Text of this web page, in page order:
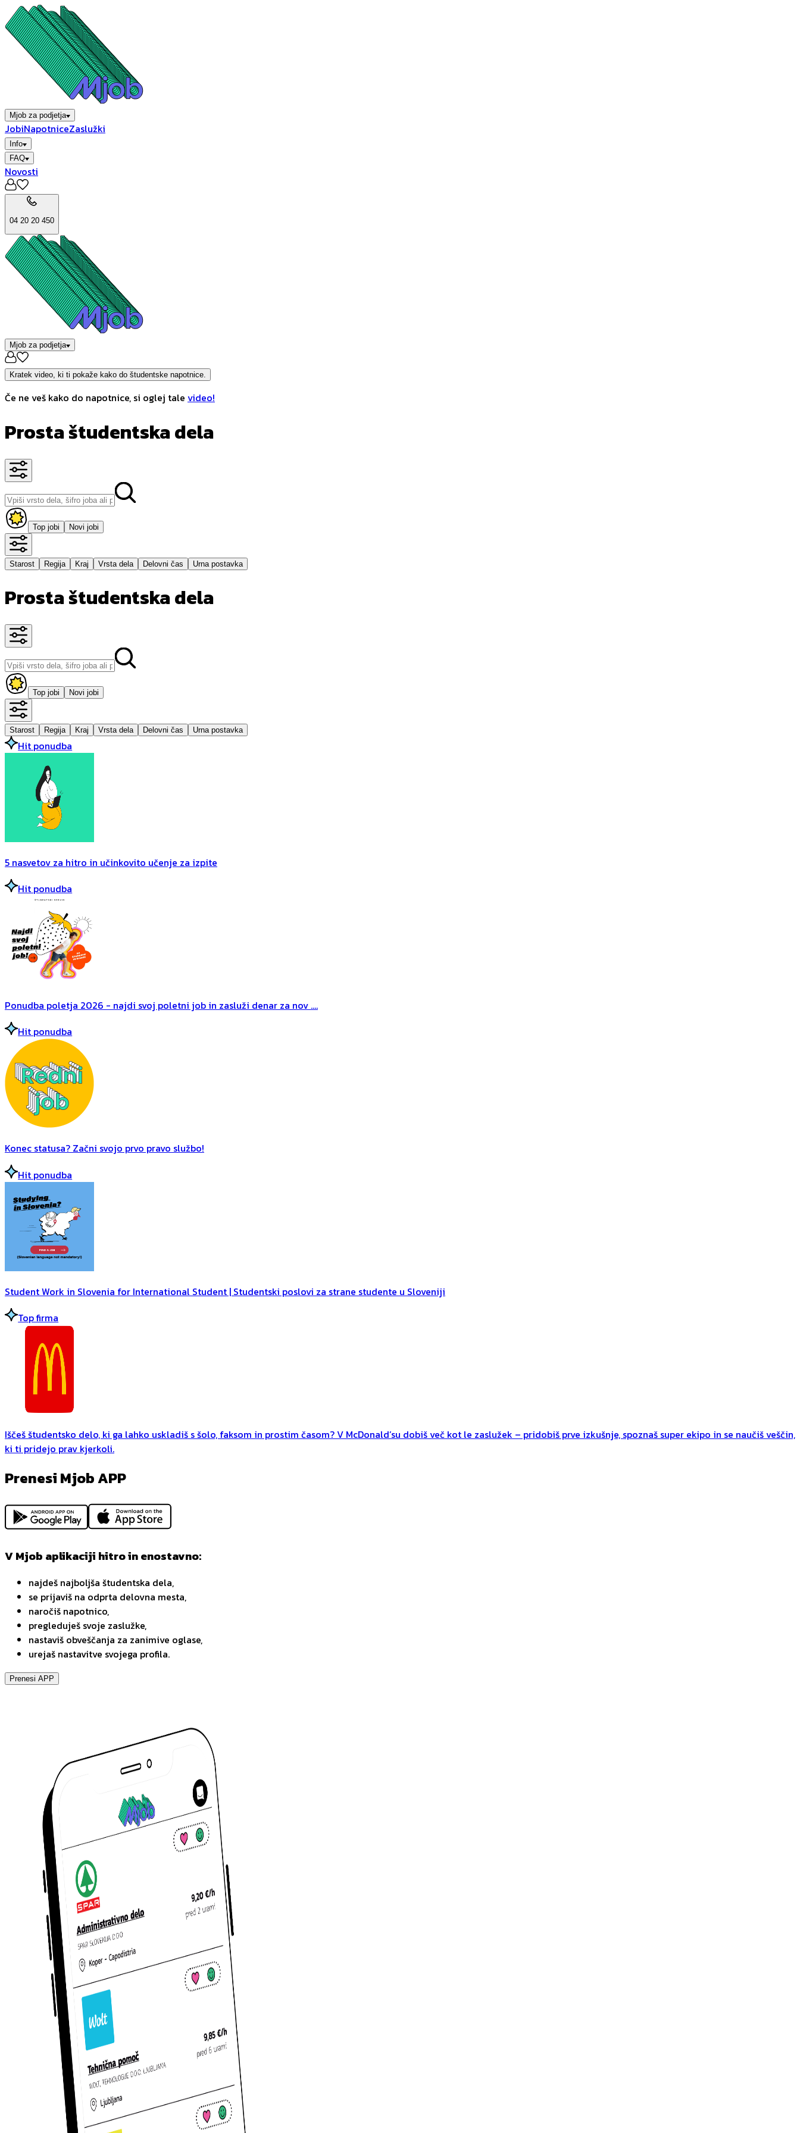
Mjob za podjetja
JobiNapotniceZaslužki
Info
FAQ
Novosti
04 20 20 450
Mjob za podjetja
Kratek video, ki ti pokaže kako do študentske napotnice.
Če ne veš kako do napotnice, si oglej tale video!
Prosta študentska dela
Top jobi Novi jobi
Starost Regija Kraj Vrsta dela Delovni čas Urna postavka
Prosta študentska dela
Top jobi Novi jobi
Starost Regija Kraj Vrsta dela Delovni čas Urna postavka
Hit ponudba
5 nasvetov za hitro in učinkovito učenje za izpite
Hit ponudba
Ponudba poletja 2026 - najdi svoj poletni job in zasluži denar za nov ....
Hit ponudba
Konec statusa? Začni svojo prvo pravo službo!
Hit ponudba
Student Work in Slovenia for International Student | Studentski poslovi za strane studente u Sloveniji
Top firma
Iščeš študentsko delo, ki ga lahko uskladiš s šolo, faksom in prostim časom? V McDonald’su dobiš več kot le zaslužek – pridobiš prve izkušnje, spoznaš super ekipo in se naučiš veščin,
ki ti pridejo prav kjerkoli.
Prenesi Mjob APP
V Mjob aplikaciji hitro in enostavno:
najdeš najboljša študentska dela,
se prijaviš na odprta delovna mesta,
naročiš napotnico,
pregleduješ svoje zaslužke,
nastaviš obveščanja za zanimive oglase,
urejaš nastavitve svojega profila.
Prenesi APP